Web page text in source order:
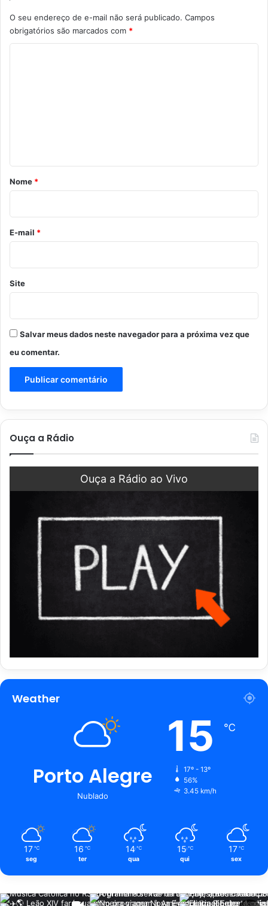
O seu endereço de e-mail não será publicado. Campos
obrigatórios são marcados com *
r
o
*
Nome *
E-mail *
Site
Salvar meus dados neste navegador para a próxima vez que
eu comentar.
Ouça a Rádio
Ouça a Rádio ao Vivo
Weather
Porto Alegre
Nublado
15 ℃
17º - 13º
56%
3.45 km/h
17 ℃
seg
16 ℃
ter
14 ℃
qua
15 ℃
qui
17 ℃
sex